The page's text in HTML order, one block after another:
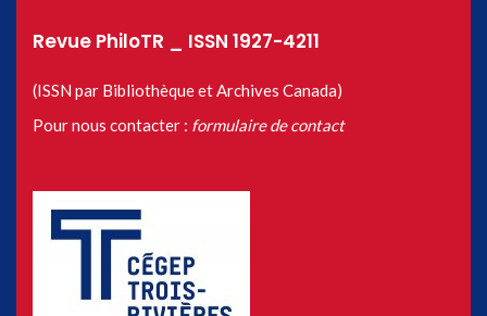
Revue PhiloTR _ ISSN 1927-4211
(ISSN par Bibliothèque et Archives Canada)
Pour nous contacter : formulaire de contact